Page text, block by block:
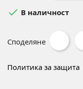
 В наличност
Споделяне
Политика за защита